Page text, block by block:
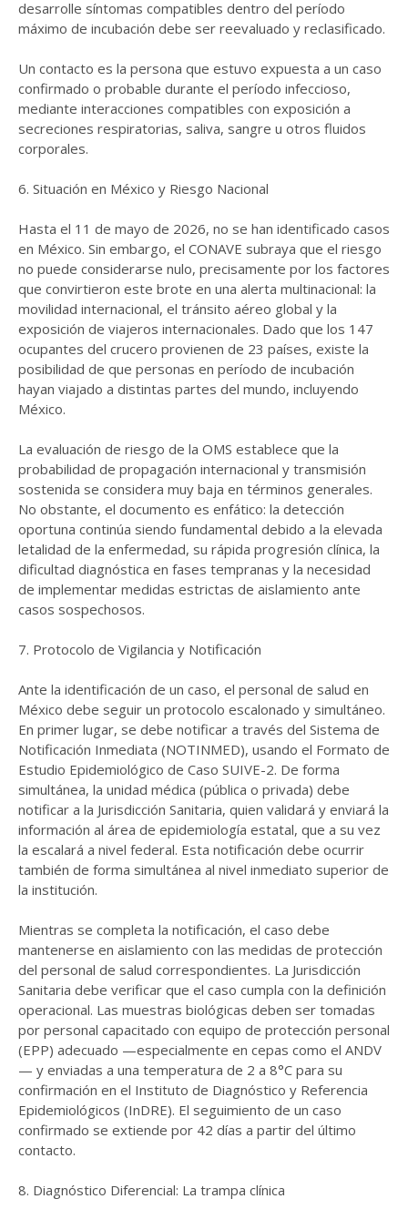
desarrolle síntomas compatibles dentro del período
máximo de incubación debe ser reevaluado y reclasificado.
Un contacto es la persona que estuvo expuesta a un caso
confirmado o probable durante el período infeccioso,
mediante interacciones compatibles con exposición a
secreciones respiratorias, saliva, sangre u otros fluidos
corporales.
6. Situación en México y Riesgo Nacional
Hasta el 11 de mayo de 2026, no se han identificado casos
en México. Sin embargo, el CONAVE subraya que el riesgo
no puede considerarse nulo, precisamente por los factores
que convirtieron este brote en una alerta multinacional: la
movilidad internacional, el tránsito aéreo global y la
exposición de viajeros internacionales. Dado que los 147
ocupantes del crucero provienen de 23 países, existe la
posibilidad de que personas en período de incubación
hayan viajado a distintas partes del mundo, incluyendo
México.
La evaluación de riesgo de la OMS establece que la
probabilidad de propagación internacional y transmisión
sostenida se considera muy baja en términos generales.
No obstante, el documento es enfático: la detección
oportuna continúa siendo fundamental debido a la elevada
letalidad de la enfermedad, su rápida progresión clínica, la
dificultad diagnóstica en fases tempranas y la necesidad
de implementar medidas estrictas de aislamiento ante
casos sospechosos.
7. Protocolo de Vigilancia y Notificación
Ante la identificación de un caso, el personal de salud en
México debe seguir un protocolo escalonado y simultáneo.
En primer lugar, se debe notificar a través del Sistema de
Notificación Inmediata (NOTINMED), usando el Formato de
Estudio Epidemiológico de Caso SUIVE-2. De forma
simultánea, la unidad médica (pública o privada) debe
notificar a la Jurisdicción Sanitaria, quien validará y enviará la
información al área de epidemiología estatal, que a su vez
la escalará a nivel federal. Esta notificación debe ocurrir
también de forma simultánea al nivel inmediato superior de
la institución.
Mientras se completa la notificación, el caso debe
mantenerse en aislamiento con las medidas de protección
del personal de salud correspondientes. La Jurisdicción
Sanitaria debe verificar que el caso cumpla con la definición
operacional. Las muestras biológicas deben ser tomadas
por personal capacitado con equipo de protección personal
(EPP) adecuado —especialmente en cepas como el ANDV
— y enviadas a una temperatura de 2 a 8°C para su
confirmación en el Instituto de Diagnóstico y Referencia
Epidemiológicos (InDRE). El seguimiento de un caso
confirmado se extiende por 42 días a partir del último
contacto.
8. Diagnóstico Diferencial: La trampa clínica